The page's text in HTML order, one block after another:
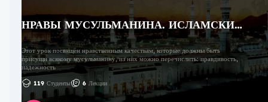
НРАВЫ МУСУЛЬМАНИНА. ИСЛАМСКИЙ ЭТИКЕТ.
Этот урок посвящен нравственным качествам, которые должны быть
присущи всякому мусульманину, из них можно перечислить: правдивость,
надежность
119 Студенты 6 Лекции